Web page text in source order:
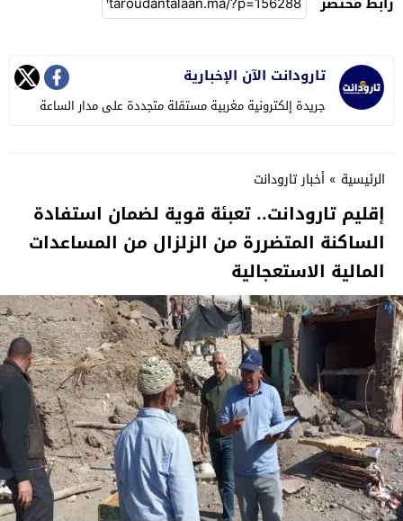
تارودانت الآن الإخبارية
جريدة إلكترونية مغربية مستقلة متجددة على مدار الساعة
الرئيسية » أخبار تارودانت
إقليم تارودانت.. تعبئة قوية لضمان استفادة
الساكنة المتضررة من الزلزال من المساعدات
المالية الاستعجالية